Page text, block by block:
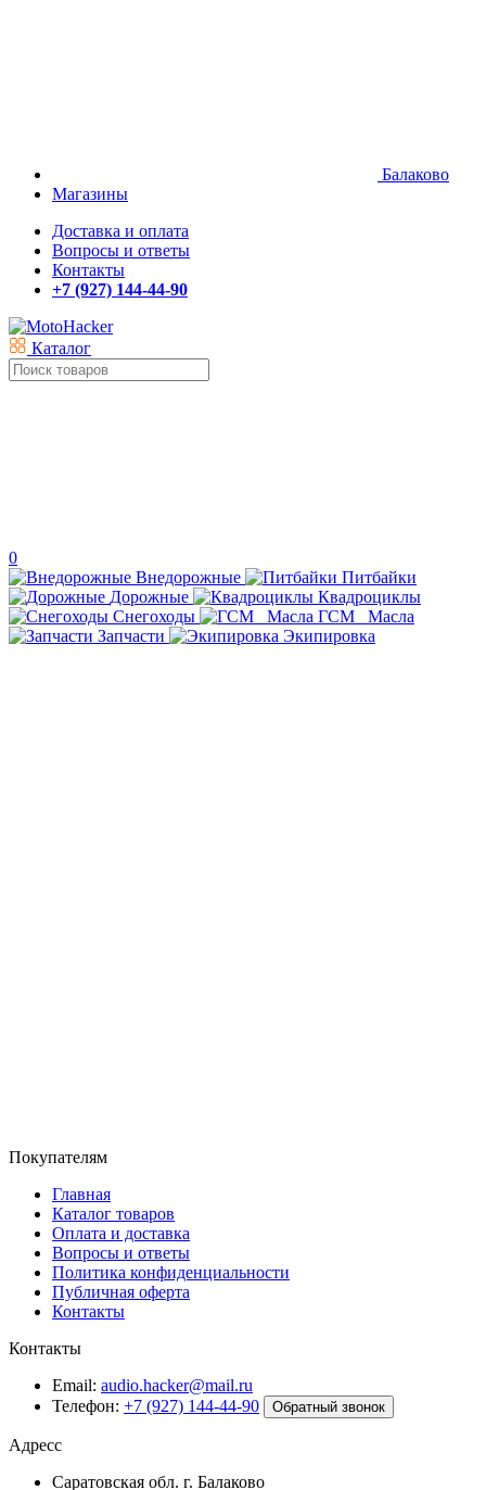
Балаково
Магазины
Доставка и оплата
Вопросы и ответы
Контакты
+7 (927) 144-44-90
Каталог
0
Внедорожные
Питбайки
Дорожные
Квадроциклы
Снегоходы
ГСМ _Масла
Запчасти
Экипировка
Покупателям
Главная
Каталог товаров
Оплата и доставка
Вопросы и ответы
Политика конфиденциальности
Публичная оферта
Контакты
Контакты
Email: audio.hacker@mail.ru
Телефон: +7 (927) 144-44-90 Обратный звонок
Адресс
Саратовская обл. г. Балаково